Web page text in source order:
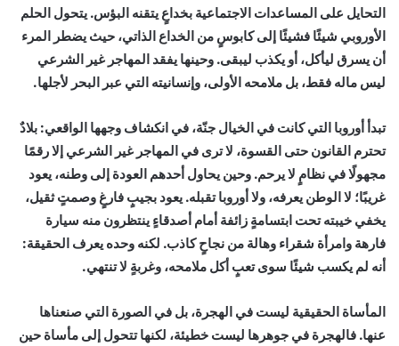
التحايل على المساعدات الاجتماعية بخداعٍ يتقنه البؤس. يتحول الحلم
الأوروبي شيئًا فشيئًا إلى كابوسٍ من الخداع الذاتي، حيث يضطر المرء
أن يسرق ليأكل، أو يكذب ليبقى. وحينها يفقد المهاجر غير الشرعي
ليس ماله فقط، بل ملامحه الأولى، وإنسانيته التي عبر البحر لأجلها.
تبدأ أوروبا التي كانت في الخيال جنّة، في انكشاف وجهها الواقعي: بلادٌ
تحترم القانون حتى القسوة، لا ترى في المهاجر غير الشرعي إلا رقمًا
مجهولًا في نظامٍ لا يرحم. وحين يحاول أحدهم العودة إلى وطنه، يعود
غريبًا؛ لا الوطن يعرفه، ولا أوروبا تقبله. يعود بجيبٍ فارغٍ وصمتٍ ثقيل،
يخفي خيبته تحت ابتسامةٍ زائفة أمام أصدقاءٍ ينتظرون منه سيارة
فارهة وامرأة شقراء وهالة من نجاحٍ كاذب. لكنه وحده يعرف الحقيقة:
أنه لم يكسب شيئًا سوى تعبٍ أكل ملامحه، وغربةٍ لا تنتهي.
المأساة الحقيقية ليست في الهجرة، بل في الصورة التي صنعناها
عنها. فالهجرة في جوهرها ليست خطيئة، لكنها تتحول إلى مأساة حين